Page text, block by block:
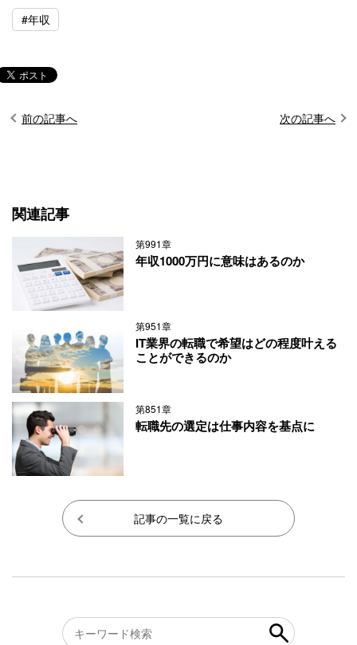
#年収
前の記事へ 次の記事へ
関連記事
第991章
年収1000万円に意味はあるのか
第951章
IT業界の転職で希望はどの程度叶える
ことができるのか
第851章
転職先の選定は仕事内容を基点に
記事の一覧に戻る